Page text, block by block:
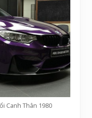
Canh Thân 1980